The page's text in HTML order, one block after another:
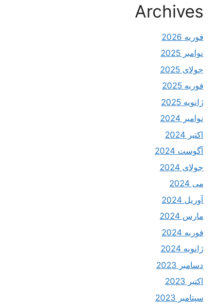
Archives
فوریه 2026
نوامبر 2025
جولای 2025
فوریه 2025
ژانویه 2025
نوامبر 2024
اکتبر 2024
آگوست 2024
جولای 2024
می 2024
آوریل 2024
مارس 2024
فوریه 2024
ژانویه 2024
دسامبر 2023
اکتبر 2023
سپتامبر 2023